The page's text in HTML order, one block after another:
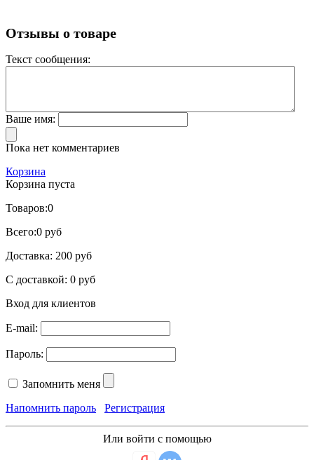
Отзывы о товаре
Текст сообщения:
Ваше имя:
Пока нет комментариев
Корзина
Корзина пуста
Товаров:0
Всего:0 руб
Доставка: 200 руб
С доставкой: 0 руб
Вход для клиентов
E-mail:
Пароль:
Запомнить меня
Напомнить пароль
Регистрация
Или войти с помощью